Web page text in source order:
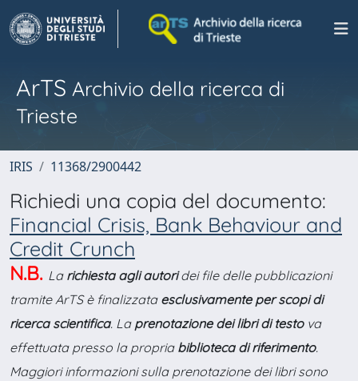
ArTS Archivio della ricerca di
Trieste
IRIS 11368/2900442
Richiedi una copia del documento:
Financial Crisis, Bank Behaviour and
Credit Crunch
N.B. La richiesta agli autoridei file delle pubblicazioni
tramite ArTS è finalizzata esclusivamente per scopi di
ricerca scientifica. La prenotazione dei libri di testova
effettuata presso la propria biblioteca di riferimento.
Maggiori informazioni sulla prenotazione dei libri sono